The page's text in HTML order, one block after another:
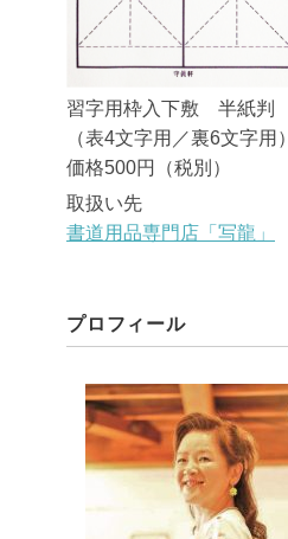
習字用枠入下敷 半紙判
（表4文字用／裏6文字用）
価格500円（税別）
取扱い先
書道用品専門店「写龍」
プロフィール